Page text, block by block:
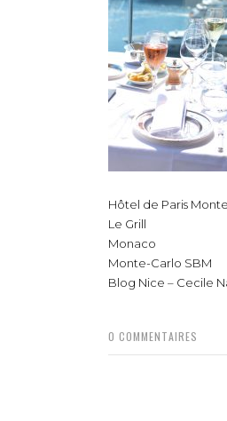
Hôtel de Paris
Le Grill
Monaco
Monte-Carlo SBM
Blog Nice – Cecile
0 COMMENTAIRES